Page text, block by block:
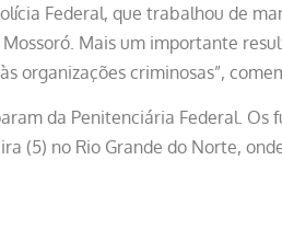
Federal, que trabalhou de
Mais um importante
organizações criminosas”,
da Penitenciária Federal.
(5) no Rio Grande do Norte,